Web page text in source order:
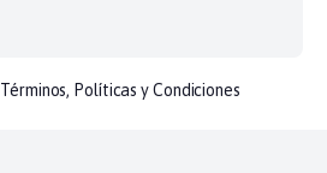
Términos, Políticas y Condiciones